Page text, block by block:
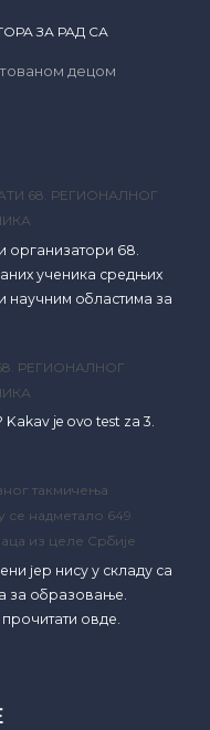
ЗА РАД СА
децом
68. РЕГИОНАЛНОГ
организатори 68.
ученика средњих
научним областима за
РЕГИОНАЛНОГ
je ovo test za 3.
такмичења
се надметало 649
из целе Србије
јер нису у складу са
за образовање.
овде.